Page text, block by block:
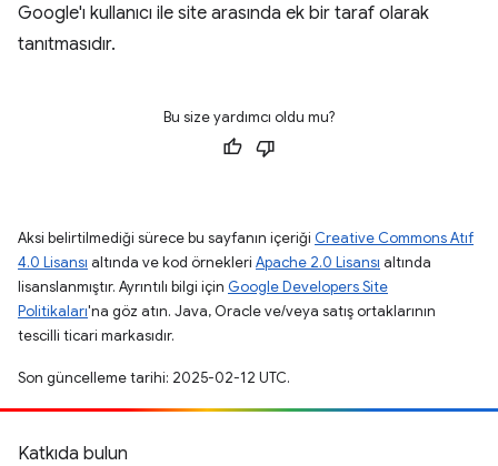
Google'ı kullanıcı ile site arasında ek bir taraf olarak
tanıtmasıdır.
Bu size yardımcı oldu mu?
Aksi belirtilmediği sürece bu sayfanın içeriği Creative Commons Atıf
4.0 Lisansı altında ve kod örnekleri Apache 2.0 Lisansı altında
lisanslanmıştır. Ayrıntılı bilgi için Google Developers Site
Politikaları'na göz atın. Java, Oracle ve/veya satış ortaklarının
tescilli ticari markasıdır.
Son güncelleme tarihi: 2025-02-12 UTC.
Katkıda bulun